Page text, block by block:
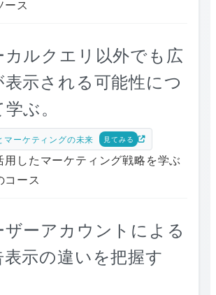
ース
カルクエリ以外でも広
表示される可能性につ
ぶ。
マーケティングの未来 見てみる
用したマーケティング戦略を学ぶ
コース
ザーアカウントによる
表示の違いを把握す